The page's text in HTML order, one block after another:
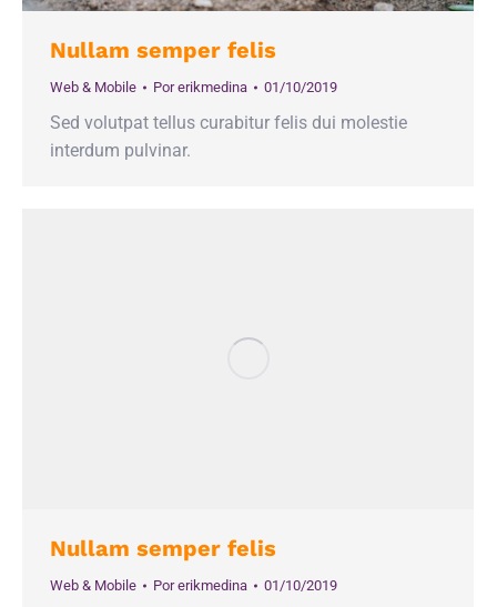
Nullam semper felis
Web & Mobile Porerikmedina 01/10/2019
Sed volutpat tellus curabitur felis dui molestie
interdum pulvinar.
Nullam semper felis
Web & Mobile Porerikmedina 01/10/2019